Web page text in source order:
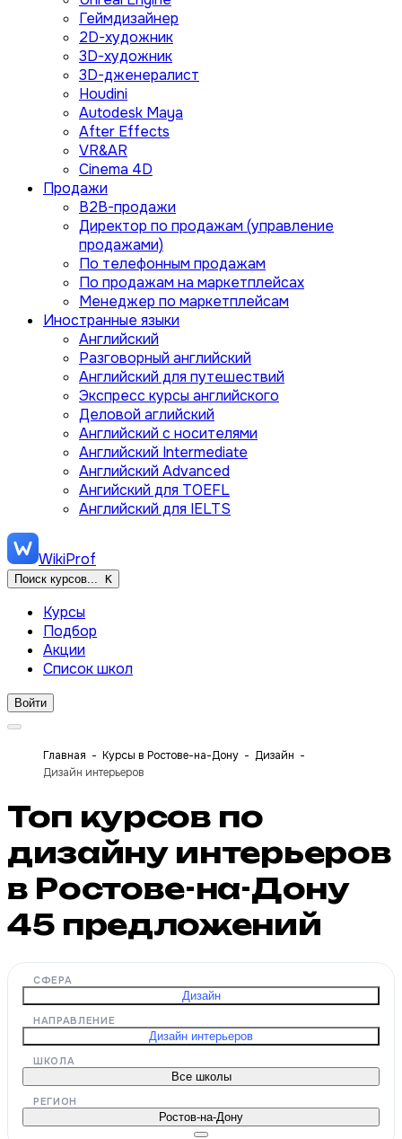
Геймдизайнер
2D-художник
3D-художник
3D-дженералист
Houdini
Autodesk Maya
After Effects
VR&AR
Cinema 4D
Продажи
B2B-продажи
Директор по продажам (управление
продажами)
По телефонным продажам
По продажам на маркетплейсах
Менеджер по маркетплейсам
Иностранные языки
Английский
Разговорный английский
Английский для путешествий
Экспресс курсы английского
Деловой аглийский
Английский с носителями
Английский Intermediate
Английский Advanced
Ангийский для TOEFL
Английский для IELTS
WikiProf
Поиск курсов... K
Курсы
Подбор
Акции
Список школ
Войти
Главная Курсы в Ростове-на-Дону
Дизайн
Дизайн интерьеров
Топ курсов по
дизайну интерьеров
в Ростове-на-Дону
45 предложений
СФЕРА
Дизайн
НАПРАВЛЕНИЕ
Дизайн интерьеров
ШКОЛА
Все школы
РЕГИОН
Ростов-на-Дону